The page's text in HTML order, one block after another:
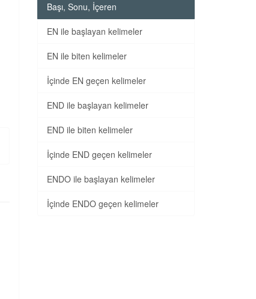
Başı, Sonu, İçeren
EN ile başlayan kelimeler
EN ile biten kelimeler
İçinde EN geçen kelimeler
END ile başlayan kelimeler
END ile biten kelimeler
İçinde END geçen kelimeler
ENDO ile başlayan kelimeler
İçinde ENDO geçen kelimeler